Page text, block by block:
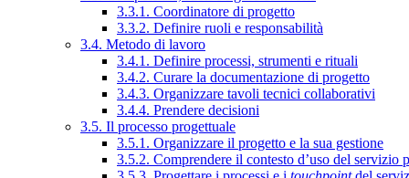
3.3.1. Coordinatore di progetto
3.3.2. Definire ruoli e responsabilità
3.4. Metodo di lavoro
3.4.1. Definire processi, strumenti e rituali
3.4.2. Curare la documentazione di progetto
3.4.3. Organizzare tavoli tecnici collaborativi
3.4.4. Prendere decisioni
3.5. Il processo progettuale
3.5.1. Organizzare il progetto e la sua gestione
3.5.2. Comprendere il contesto d’uso del servizio